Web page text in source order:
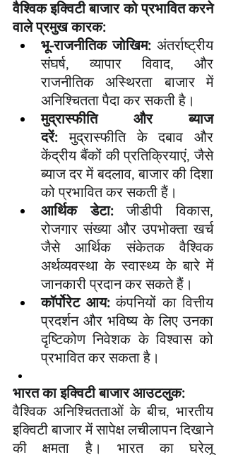
वैश्विक इक्विटी बाजार को प्रभावित करने
वाले प्रमुख कारक:
भू-राजनीतिक जोखिम: अंतर्राष्ट्रीय
संघर्ष, व्यापार विवाद, और
राजनीतिक अस्थिरता बाजार में
अनिश्चितता पैदा कर सकती है।
मुद्रास्फीति और ब्याज
दरें: मुद्रास्फीति के दबाव और
केंद्रीय बैंकों की प्रतिक्रियाएं, जैसे
ब्याज दर में बदलाव, बाजार की दिशा
को प्रभावित कर सकती हैं।
आर्थिक डेटा: जीडीपी विकास,
रोजगार संख्या और उपभोक्ता खर्च
जैसे आर्थिक संकेतक वैश्विक
अर्थव्यवस्था के स्वास्थ्य के बारे में
जानकारी प्रदान कर सकते हैं।
कॉर्पोरेट आय: कंपनियों का वित्तीय
प्रदर्शन और भविष्य के लिए उनका
दृष्टिकोण निवेशक के विश्वास को
प्रभावित कर सकता है।
भारत का इक्विटी बाजार आउटलुक:
वैश्विक अनिश्चितताओं के बीच, भारतीय
इक्विटी बाजार में सापेक्ष लचीलापन दिखाने
की क्षमता है। भारत का घरेलू